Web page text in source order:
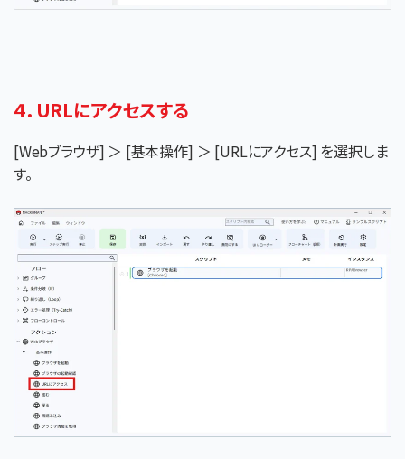
４．URLにアクセスする
[Webブラウザ] ＞ [基本操作] ＞ [URLにアクセス] を選択しま
す。